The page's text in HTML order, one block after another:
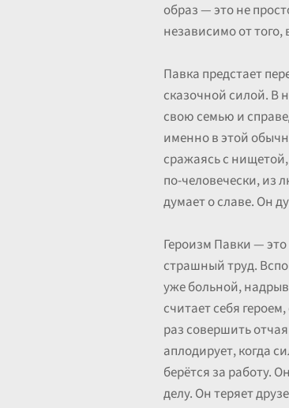
образ — это не
независимо от
Павка предстает
сказочной силой. В
свою семью и
именно в этой
сражаясь с
по-человечески, из
думает о славе. Он
Героизм Павки —
страшный труд.
уже больной,
считает себя
раз совершить
аплодирует, когда
берётся за работу.
делу. Он теряет